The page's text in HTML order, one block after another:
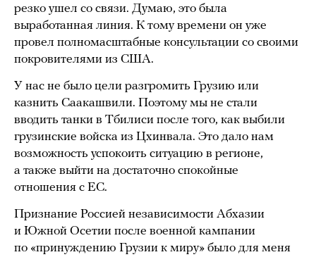
резко ушел со связи. Думаю, это была
выработанная линия. К тому времени он уже
провел полномасштабные консультации со своими
покровителями из США.
У нас не было цели разгромить Грузию или
казнить Саакашвили. Поэтому мы не стали
вводить танки в Тбилиси после того, как выбили
грузинские войска из Цхинвала. Это дало нам
возможность успокоить ситуацию в регионе,
а также выйти на достаточно спокойные
отношения с ЕС.
Признание Россией независимости Абхазии
и Южной Осетии после военной кампании
по «принуждению Грузии к миру» было для меня